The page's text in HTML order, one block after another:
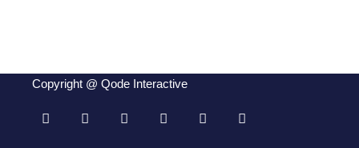
Copyright @Qode Interactive